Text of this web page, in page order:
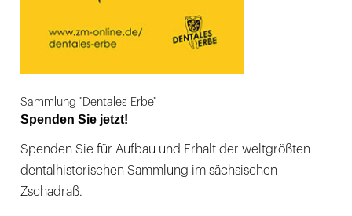
Sammlung "Dentales Erbe"
Spenden Sie jetzt!
Spenden Sie für Aufbau und Erhalt der weltgrößten
dentalhistorischen Sammlung im sächsischen
Zschadraß.